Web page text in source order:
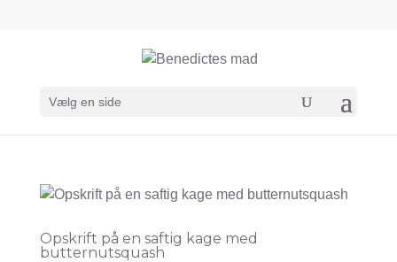
Vælg en side
Opskrift på en saftig kage med
butternutsquash